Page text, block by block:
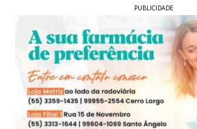
PUBLICIDADE